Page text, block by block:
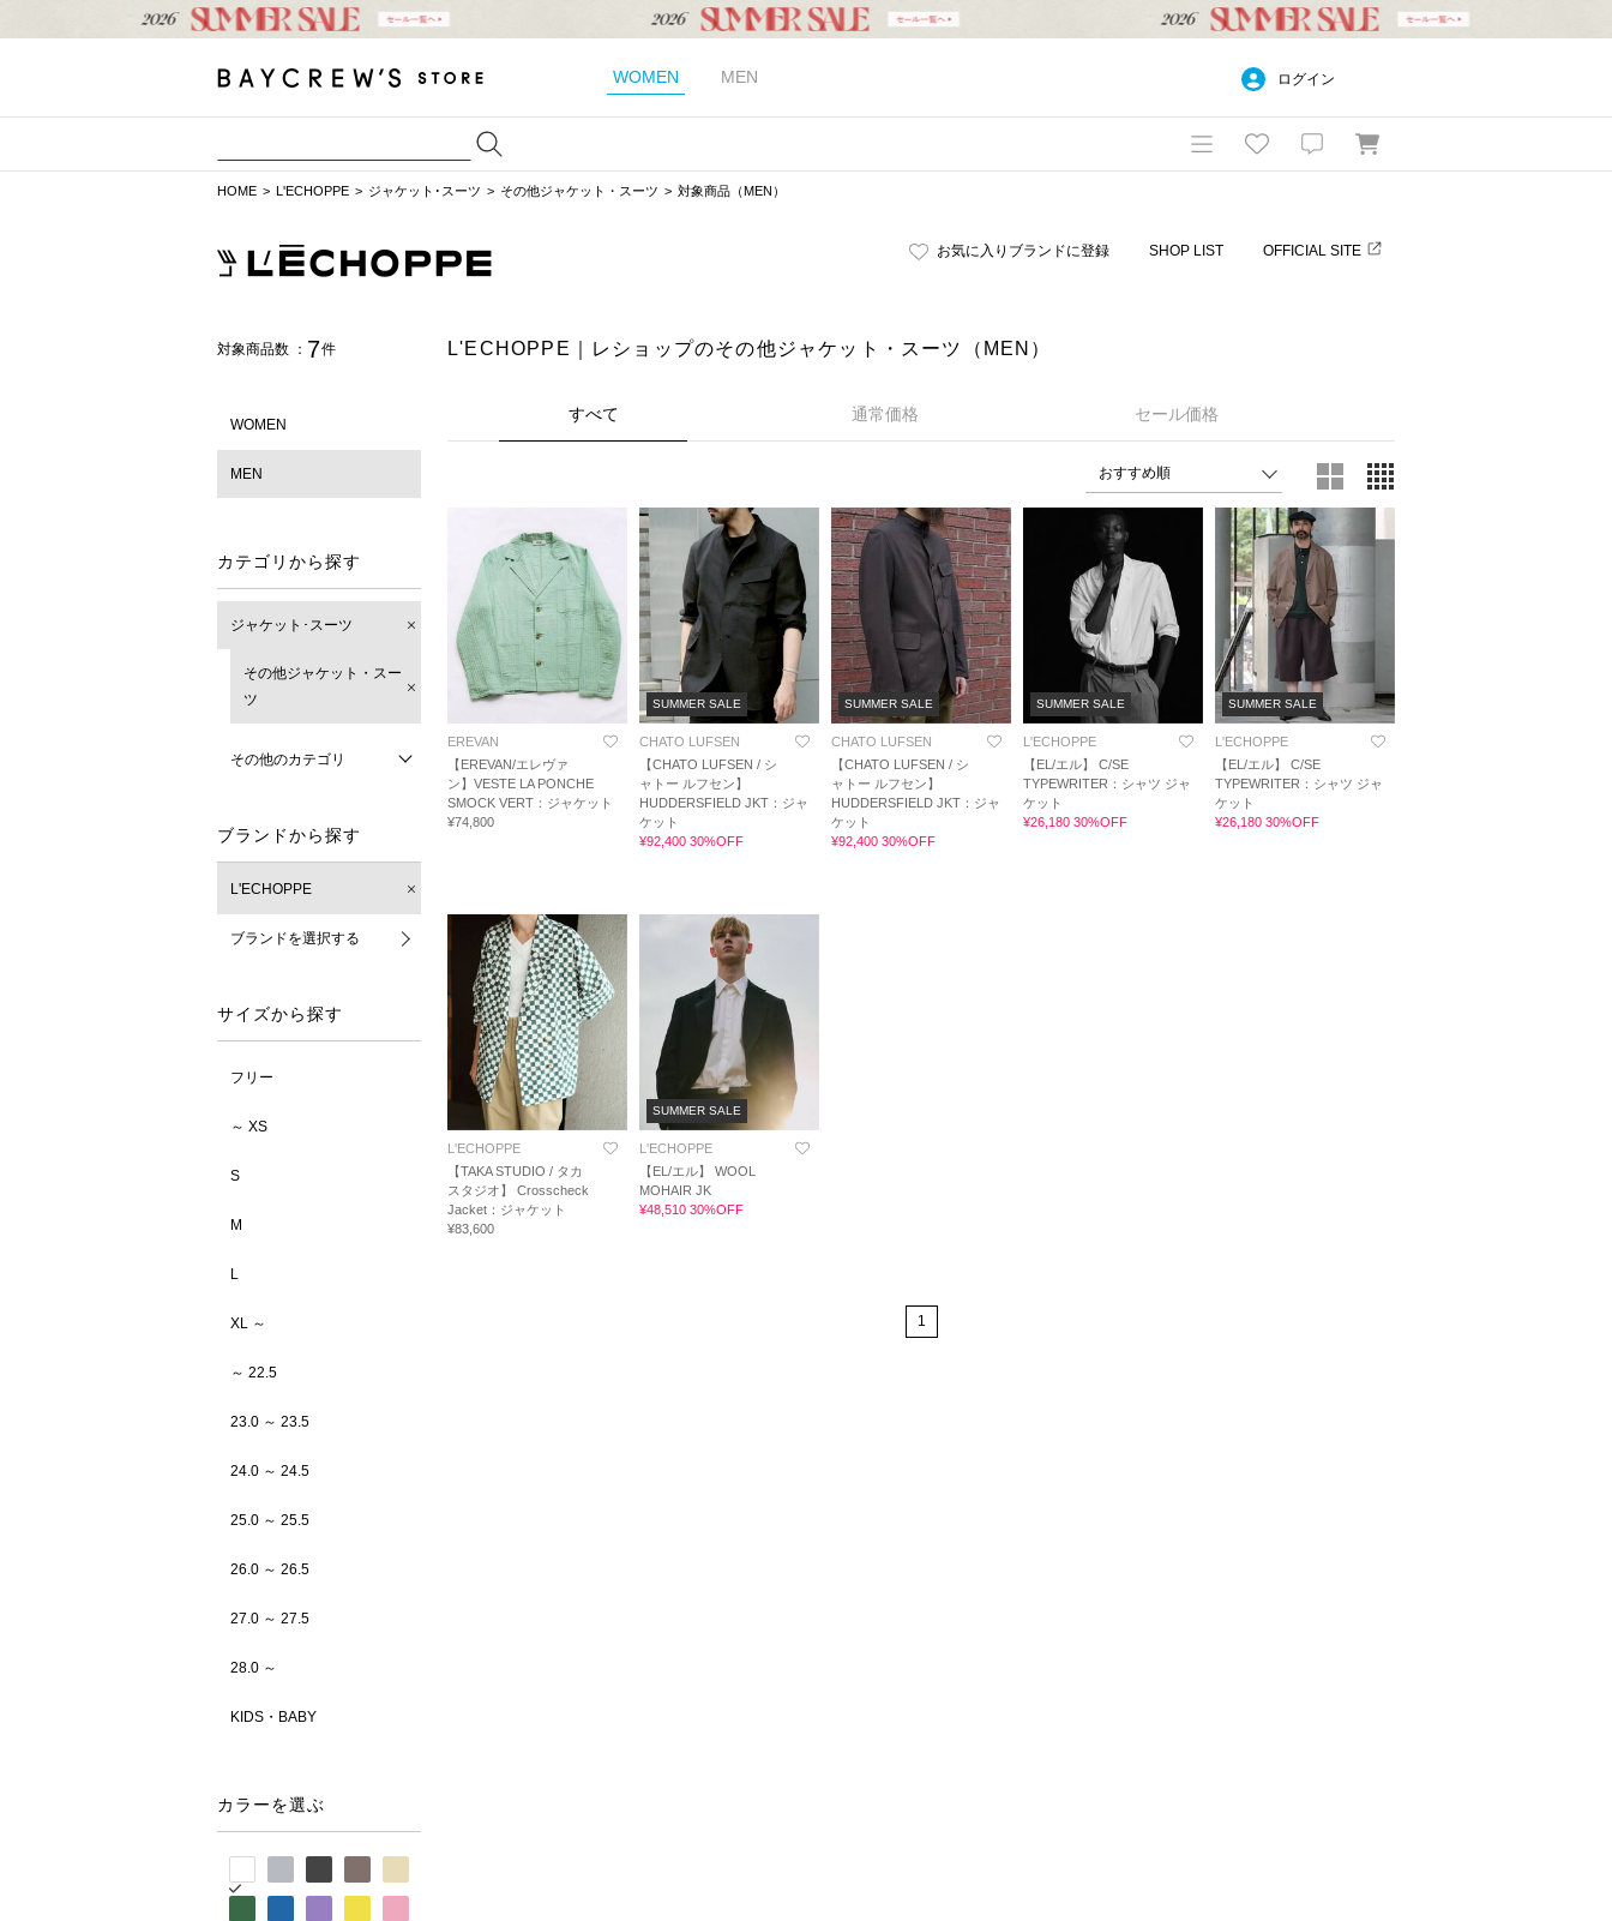
WOMEN MEN ログイン
HOME L'ECHOPPE ジャケット･スーツ その他ジャケット・スーツ 対象商品（MEN）
お気に入りブランドに登録 SHOP LIST OFFICIAL SITE
対象商品数 ： 7件
WOMEN
MEN
カテゴリから探す
ジャケット･スーツ
その他ジャケット・スー
ツ
その他のカテゴリ
ブランドから探す
L'ECHOPPE
ブランドを選択する
サイズから探す
フリー
～ XS
S
M
L
XL ～
～ 22.5
23.0 ～ 23.5
24.0 ～ 24.5
25.0 ～ 25.5
26.0 ～ 26.5
27.0 ～ 27.5
28.0 ～
KIDS・BABY
カラーを選ぶ
L'ECHOPPE｜レショップのその他ジャケット・スーツ（MEN）
すべて 通常価格 セール価格
EREVAN
【EREVAN/エレヴァ
ン】VESTE LA PONCHE
SMOCK VERT：ジャケット
¥74,800
SUMMER SALE
CHATO LUFSEN
【CHATO LUFSEN / シ
ャトー ルフセン】
HUDDERSFIELD JKT：ジャ
ケット
¥92,400 30%OFF
SUMMER SALE
CHATO LUFSEN
【CHATO LUFSEN / シ
ャトー ルフセン】
HUDDERSFIELD JKT：ジャ
ケット
¥92,400 30%OFF
SUMMER SALE
L'ECHOPPE
【EL/エル】 C/SE
TYPEWRITER：シャツ ジャ
ケット
¥26,180 30%OFF
SUMMER SALE
L'ECHOPPE
【EL/エル】 C/SE
TYPEWRITER：シャツ ジャ
ケット
¥26,180 30%OFF
L'ECHOPPE
【TAKA STUDIO / タカ
スタジオ】 Crosscheck
Jacket：ジャケット
¥83,600
SUMMER SALE
L'ECHOPPE
【EL/エル】 WOOL
MOHAIR JK
¥48,510 30%OFF
1